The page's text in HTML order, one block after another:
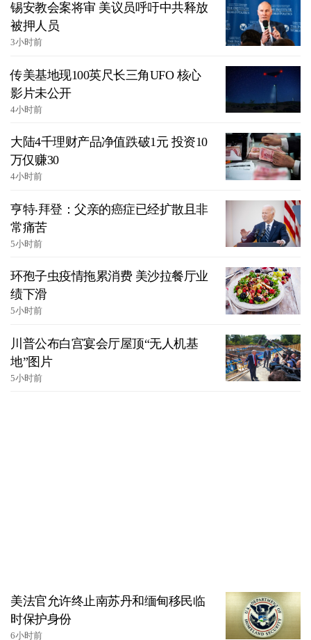
锡安教会案将审 美议员呼吁中共释放
被押人员
3小时前
传美基地现100英尺长三角UFO 核心
影片未公开
4小时前
大陆4千理财产品净值跌破1元 投资10
万仅赚30
4小时前
亨特‧拜登：父亲的癌症已经扩散且非
常痛苦
5小时前
环孢子虫疫情拖累消费 美沙拉餐厅业
绩下滑
5小时前
川普公布白宫宴会厅屋顶“无人机基
地”图片
5小时前
美法官允许终止南苏丹和缅甸移民临
时保护身份
6小时前